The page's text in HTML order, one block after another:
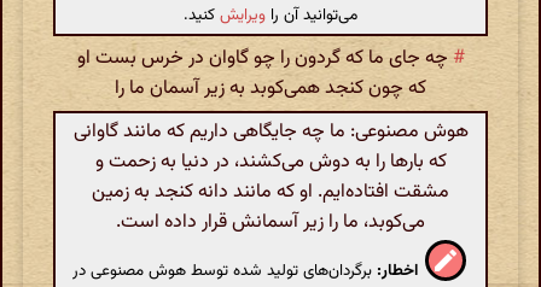
می‌توانید آن را ویرایشکنید.
# چه جای ما که گردون را چو گاوان در خرس بست او
که چون کنجد همی‌کوبد به زیر آسمان ما را
هوش مصنوعی: ما چه جایگاهی داریم که مانند گاوانی
که بارها را به دوش می‌کشند، در دنیا به زحمت و
مشقت افتاده‌ایم. او که مانند دانه کنجد به زمین
می‌کوبد، ما را زیر آسمانش قرار داده است.
اخطار: برگردان‌های تولید شده توسط هوش مصنوعی در